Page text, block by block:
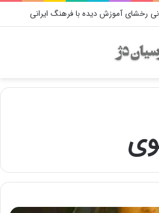
رخشای آموزش دیده با فرهنگ ایرانی